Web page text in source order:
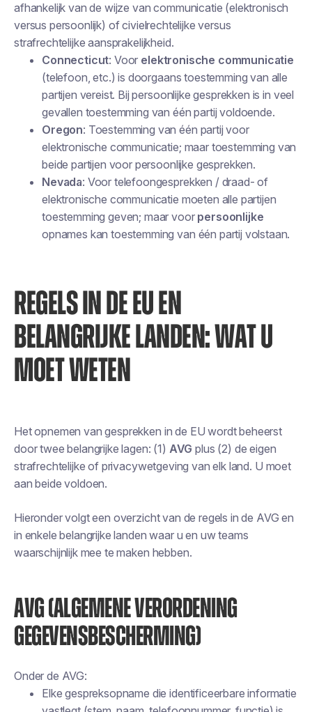
afhankelijk van de wijze van communicatie (elektronisch
versus persoonlijk) of civielrechtelijke versus
strafrechtelijke aansprakelijkheid.
Connecticut: Voor elektronische communicatie
(telefoon, etc.) is doorgaans toestemming van alle
partijen vereist. Bij persoonlijke gesprekken is in veel
gevallen toestemming van één partij voldoende.
Oregon: Toestemming van één partij voor
elektronische communicatie; maar toestemming van
beide partijen voor persoonlijke gesprekken.
Nevada: Voor telefoongesprekken / draad- of
elektronische communicatie moeten alle partijen
toestemming geven; maar voor persoonlijke
opnames kan toestemming van één partij volstaan.
REGELS IN DE EU EN
BELANGRIJKE LANDEN: WAT U
MOET WETEN
Het opnemen van gesprekken in de EU wordt beheerst
door twee belangrijke lagen: (1) AVG plus (2) de eigen
strafrechtelijke of privacywetgeving van elk land. U moet
aan beide voldoen.
Hieronder volgt een overzicht van de regels in de AVG en
in enkele belangrijke landen waar u en uw teams
waarschijnlijk mee te maken hebben.
AVG (ALGEMENE VERORDENING
GEGEVENSBESCHERMING)
Onder de AVG:
Elke gespreksopname die identificeerbare informatie